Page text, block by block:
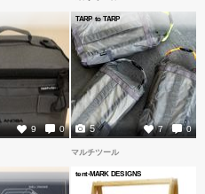
9 0
TARP to TARP
7 0
5
マルチツール
tent-MARK DESIGNS